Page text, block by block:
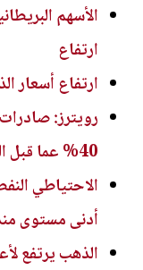
الأسهم
ارتفاع
ارتفاع أسعار
رويترز:
40% عما قبل الحرب
الاحتياطي
أدنى مستوى منذ
الذهب يرتفع